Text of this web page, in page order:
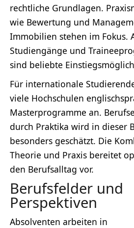
rechtliche Grundlagen.
wie Bewertung und
Immobilien stehen im Fokus.
Studiengänge und
sind beliebte
Für internationale
viele Hochschulen
Masterprogramme an.
durch Praktika wird in dieser
besonders geschätzt. Die
Theorie und Praxis bereitet
den Berufsalltag vor.
Berufsfelder und
Perspektiven
Absolventen arbeiten in